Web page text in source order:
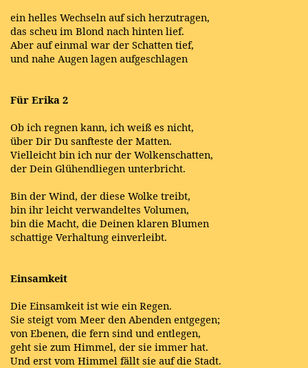
ein helles Wechseln auf sich herzutragen,
das scheu im Blond nach hinten lief.
Aber auf einmal war der Schatten tief,
und nahe Augen lagen aufgeschlagen
Für Erika 2
Ob ich regnen kann, ich weiß es nicht,
über Dir Du sanfteste der Matten.
Vielleicht bin ich nur der Wolkenschatten,
der Dein Glühendliegen unterbricht.
Bin der Wind, der diese Wolke treibt,
bin ihr leicht verwandeltes Volumen,
bin die Macht, die Deinen klaren Blumen
schattige Verhaltung einverleibt.
Einsamkeit
Die Einsamkeit ist wie ein Regen.
Sie steigt vom Meer den Abenden entgegen;
von Ebenen, die fern sind und entlegen,
geht sie zum Himmel, der sie immer hat.
Und erst vom Himmel fällt sie auf die Stadt.